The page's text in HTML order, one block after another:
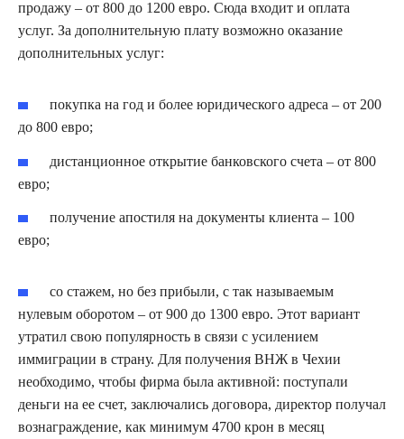
продажу – от 800 до 1200 евро. Сюда входит и оплата
услуг. За дополнительную плату возможно оказание
дополнительных услуг:
покупка на год и более юридического адреса – от 200
до 800 евро;
дистанционное открытие банковского счета – от 800
евро;
получение апостиля на документы клиента – 100
евро;
со стажем, но без прибыли, с так называемым
нулевым оборотом – от 900 до 1300 евро. Этот вариант
утратил свою популярность в связи с усилением
иммиграции в страну. Для получения ВНЖ в Чехии
необходимо, чтобы фирма была активной: поступали
деньги на ее счет, заключались договора, директор получал
вознаграждение, как минимум 4700 крон в месяц